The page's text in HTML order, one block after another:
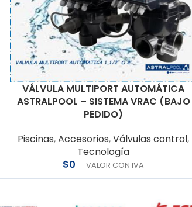
VÁLVULA MULTIPORT AUTOMÁTICA
ASTRALPOOL – SISTEMA VRAC (BAJO
PEDIDO)
Piscinas,Accesorios,Válvulas control,
Tecnología
$0 — VALOR CON IVA